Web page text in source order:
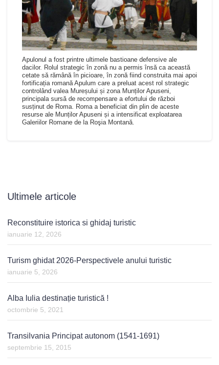
Apulonul a fost printre ultimele bastioane defensive ale
dacilor. Rolul strategic în zonă nu a permis însă ca această
cetate să rămână în picioare, în zonă fiind construita mai apoi
fortificația romană Apulum care a preluat acest rol strategic
controlând valea Mureșului și zona Munților Apuseni,
principala sursă de recompensare a efortului de război
susținut de Roma. Roma a beneficiat din plin de aceste
resurse ale Munților Apuseni și a intensificat exploatarea
Galeriilor Romane de la Roşia Montană.
Ultimele articole
Reconstituire istorica si ghidaj turistic
ianuarie 12, 2026
Turism ghidat 2026-Perspectivele anului turistic
ianuarie 5, 2026
Alba Iulia destinație turistică !
octombrie 5, 2021
Transilvania Principat autonom (1541-1691)
septembrie 15, 2015